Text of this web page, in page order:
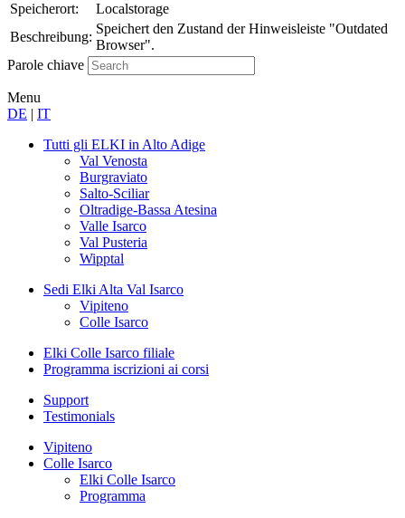
Speicherort:
Localstorage
Beschreibung:
Speichert den Zustand der Hinweisleiste "Outdated
Browser".
Parole chiave
Menu
DE | IT
Tutti gli ELKI in Alto Adige
Val Venosta
Burgraviato
Salto-Sciliar
Oltradige-Bassa Atesina
Valle Isarco
Val Pusteria
Wipptal
Sedi Elki Alta Val Isarco
Vipiteno
Colle Isarco
Elki Colle Isarco filiale
Programma iscrizioni ai corsi
Support
Testimonials
Vipiteno
Colle Isarco
Elki Colle Isarco
Programma